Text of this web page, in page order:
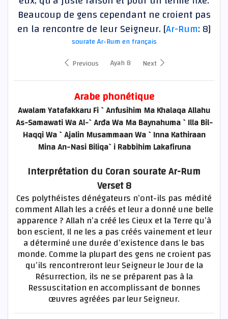
Beaucoup de gens cependant ne croient pas
en la rencontre de leur Seigneur. [Ar-Rum: 8]
sourate Ar-Rum en français
Previous
Ayah 8 Next
Arabe phonétique
Awalam Yatafakkaru Fi `Anfusihim Ma Khalaqa Allahu
As-Samawati Wa Al-`Arđa Wa Ma Baynahuma `Illa Bil-
Haqqi Wa `Ajalin Musammaan Wa `Inna Kathiraan
Mina An-Nasi Biliqa`i Rabbihim Lakafiruna
Interprétation du Coran sourate Ar-Rum
Verset 8
Ces polythéistes dénégateurs n’ont-ils pas médité
comment Allah les a créés et leur a donné une belle
apparence ? Allah n’a créé les Cieux et la Terre qu’à
bon escient, Il ne les a pas créés vainement et leur
a déterminé une durée d’existence dans le bas
monde. Comme la plupart des gens ne croient pas
qu’ils rencontreront leur Seigneur le Jour de la
Résurrection, ils ne se préparent pas à la
Ressuscitation en accomplissant de bonnes
œuvres agréées par leur Seigneur.